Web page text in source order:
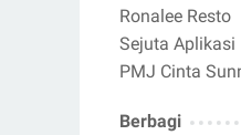
Ronalee Resto
Sejuta Aplikasi
PMJ Cinta
Berbagi